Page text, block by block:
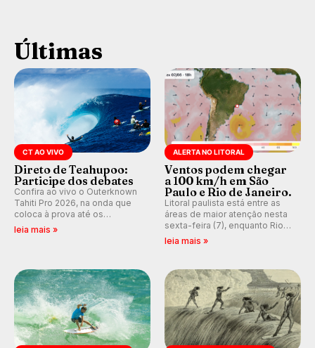
Últimas
CT AO VIVO
Direto de Teahupoo:
Participe dos debates
Confira ao vivo o Outerknown
Tahiti Pro 2026, na onda que
coloca à prova até os
melhores surfistas do mundo.
etapas da WSL.
leia mais »
ALERTA NO LITORAL
Ventos podem chegar
a 100 km/h em São
Paulo e Rio de Janeiro.
Litoral paulista está entre as
áreas de maior atenção nesta
sexta-feira (7), enquanto Rio
de Janeiro também recebe
km/h em Itanhaém.
leia mais »